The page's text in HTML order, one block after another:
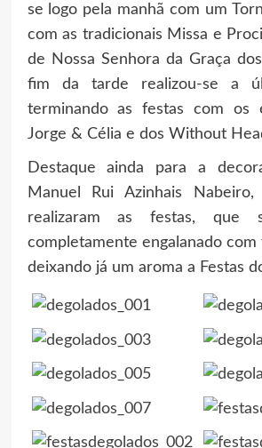
se logo pela manhã com um
com as tradicionais Missa e
de Nossa Senhora da Graça
fim da tarde realizou-se a
terminando as festas com os
Jorge & Célia e dos Without
Destaque ainda para a
Manuel Rui Azinhais
realizaram as festas, que
completamente engalanado
deixando já um aroma a Festas